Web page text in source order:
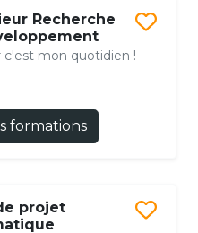
Recherche
c'est mon quotidien !
formations
projet